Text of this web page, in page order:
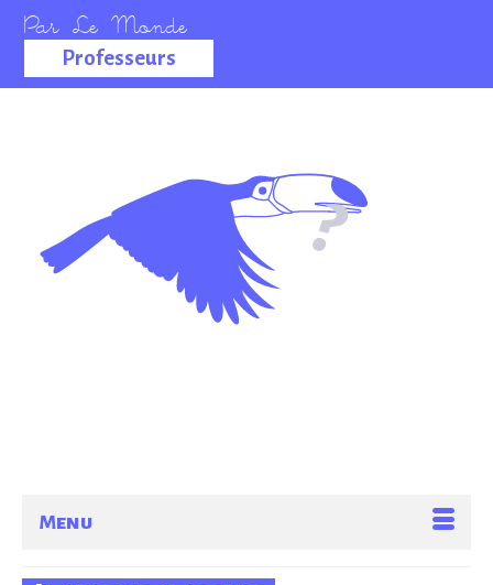
Professeurs
La salle des
professeurs
Menu